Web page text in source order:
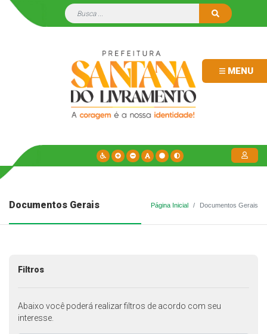
MENU
Documentos Gerais Página Inicial Documentos Gerais
Filtros
Abaixo você poderá realizar filtros de acordo com seu
interesse.